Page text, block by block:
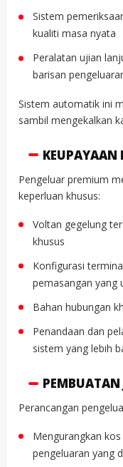
Sistem
kualiti masa nyata
Peralatan ujian
barisan
Sistem automatik ini
sambil mengekalkan
KEUPAYAAN
Pengeluar premium
keperluan khusus:
Voltan gegelung
khusus
Konfigurasi
pemasangan yang
Bahan hubungan
Penandaan dan
sistem yang lebih
Perancangan
Mengurangkan
pengeluaran yang